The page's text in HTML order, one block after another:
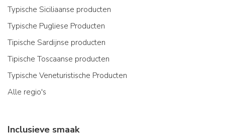
Typische Siciliaanse producten
Typische Pugliese Producten
Tipische Sardijnse producten
Tipische Toscaanse producten
Typische Veneturistische Producten
Alle regio's
Inclusieve smaak